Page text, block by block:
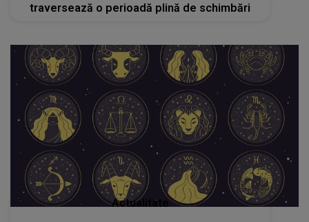
traversează o perioadă plină de schimbări
Actualitate